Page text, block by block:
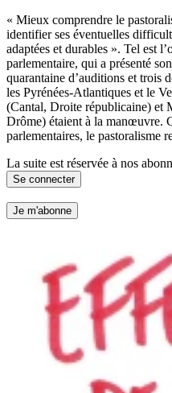
« Mieux comprendre le
identifier ses éventuelles
adaptées et durables ». Tel est
parlementaire, qui a présenté
quarantaine d’auditions et trois
les Pyrénées-Atlantiques et le
(Cantal, Droite républicaine) et
Drôme) étaient à la manœuvre.
parlementaires, le pastoralisme
La suite est réservée à nos
Se connecter
Je m'abonne